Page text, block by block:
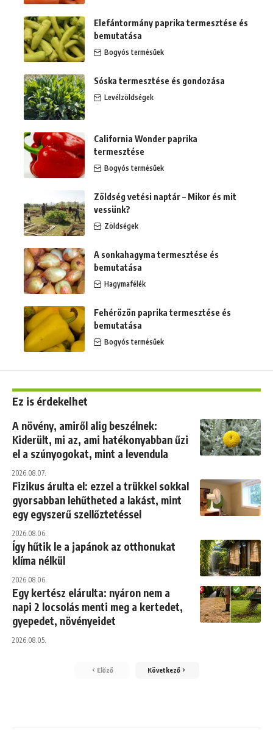
Elefántormány paprika termesztése és
bemutatása
Bogyós termésűek
Sóska termesztése és gondozása
Levélzöldségek
California Wonder paprika
termesztése
Bogyós termésűek
Zöldség vetési naptár – Mikor és mit
vessünk?
Zöldségek
A sonkahagyma termesztése és
bemutatása
Hagymafélék
Fehérözön paprika termesztése és
bemutatása
Bogyós termésűek
Ez is érdekelhet
A növény, amiről alig beszélnek:
Kiderült, mi az, ami hatékonyabban űzi
el a szúnyogokat, mint a levendula
2026.08.07.
Fizikus árulta el: ezzel a trükkel sokkal
gyorsabban lehűtheted a lakást, mint
egy egyszerű szellőztetéssel
2026.08.06.
Így hűtik le a japánok az otthonukat
klíma nélkül
2026.08.06.
Egy kertész elárulta: nyáron nem a
napi 2 locsolás menti meg a kertedet,
gyepedet, növényeidet
2026.08.05.
Előző Következő